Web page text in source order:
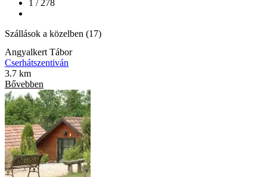
1 / 278
Szállások a közelben (17)
Angyalkert Tábor
Cserhátszentiván
3.7 km
Bővebben